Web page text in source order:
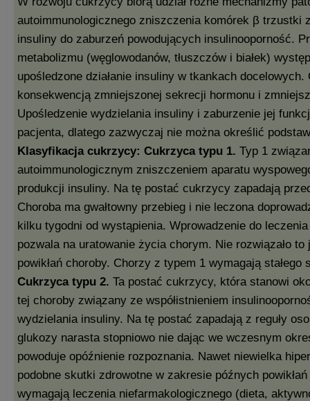
autoimmunologicznego zniszczenia komórek β trzustki
insuliny do zaburzeń powodujących insulinooporność.
metabolizmu (węglowodanów, tłuszczów i białek)
upośledzone działanie insuliny w tkankach docelowych.
konsekwencją zmniejszonej sekrecji hormonu i
Upośledzenie wydzielania insuliny i zaburzenie jej
pacjenta, dlatego zazwyczaj nie można określić
Klasyfikacja cukrzycy: Cukrzyca typu 1. Typ 1
autoimmunologicznym zniszczeniem aparatu
produkcji insuliny. Na tę postać cukrzycy zapadają
Choroba ma gwałtowny przebieg i nie leczona
kilku tygodni od wystąpienia. Wprowadzenie do
pozwala na uratowanie życia chorym. Nie rozwiązało
powikłań choroby. Chorzy z typem 1 wymagają
Cukrzyca typu 2. Ta postać cukrzycy, która stanowi
tej choroby związany ze współistnieniem
wydzielania insuliny. Na tę postać zapadają z reguły
glukozy narasta stopniowo nie dając we wczesnym
powoduje opóźnienie rozpoznania. Nawet niewielka
podobne skutki zdrowotne w zakresie późnych
wymagają leczenia niefarmakologicznego (dieta,